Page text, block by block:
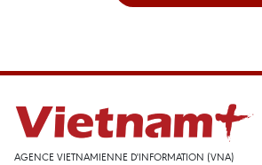
AGENCE VIETNAMIENNE D'INFORMATION (VNA)